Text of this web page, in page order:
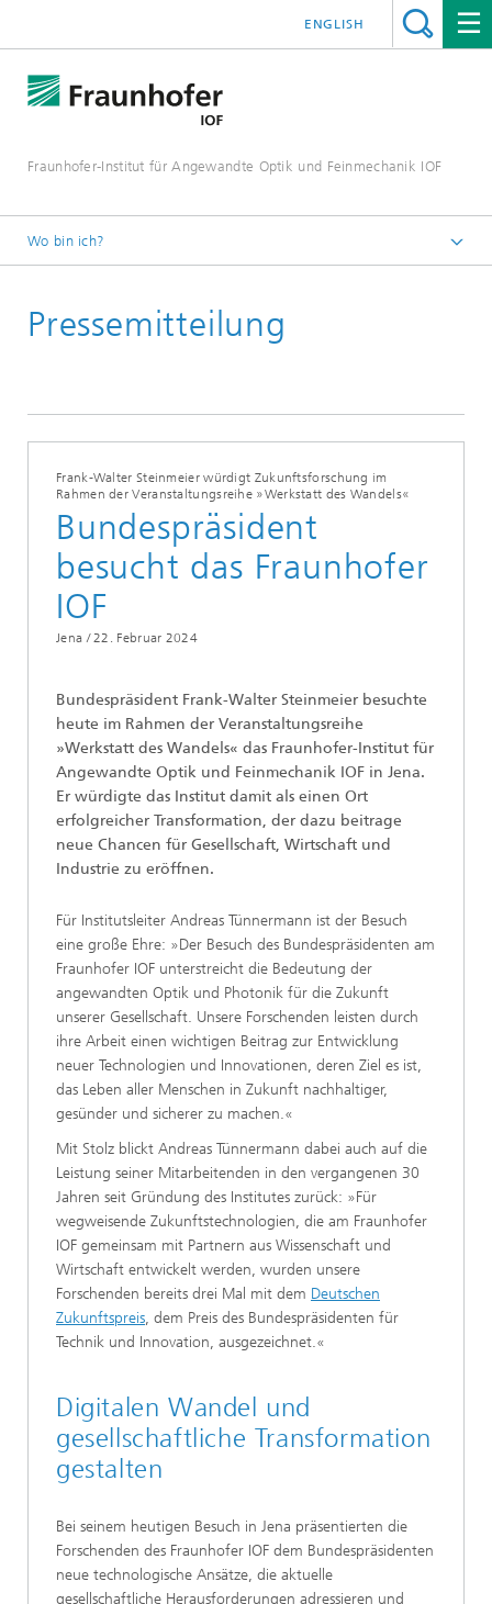
Fraunhofer-Institut für Angewandte Optik und Feinmechanik IOF
ENGLISH
Wo bin ich?
Presse / Medien
Pressemitteilung
Frank-Walter Steinmeier würdigt Zukunftsforschung im
Rahmen der Veranstaltungsreihe »Werkstatt des Wandels«
Bundespräsident
besucht das Fraunhofer
IOF
Jena / 22. Februar 2024
Bundespräsident Frank-Walter Steinmeier besuchte
heute im Rahmen der Veranstaltungsreihe
»Werkstatt des Wandels« das Fraunhofer-Institut für
Angewandte Optik und Feinmechanik IOF in Jena.
Er würdigte das Institut damit als einen Ort
erfolgreicher Transformation, der dazu beitrage
neue Chancen für Gesellschaft, Wirtschaft und
Industrie zu eröffnen.
Für Institutsleiter Andreas Tünnermann ist der Besuch
eine große Ehre: »Der Besuch des Bundespräsidenten am
Fraunhofer IOF unterstreicht die Bedeutung der
angewandten Optik und Photonik für die Zukunft
unserer Gesellschaft. Unsere Forschenden leisten durch
ihre Arbeit einen wichtigen Beitrag zur Entwicklung
neuer Technologien und Innovationen, deren Ziel es ist,
das Leben aller Menschen in Zukunft nachhaltiger,
gesünder und sicherer zu machen.«
Mit Stolz blickt Andreas Tünnermann dabei auch auf die
Leistung seiner Mitarbeitenden in den vergangenen 30
Jahren seit Gründung des Institutes zurück: »Für
wegweisende Zukunftstechnologien, die am Fraunhofer
IOF gemeinsam mit Partnern aus Wissenschaft und
Wirtschaft entwickelt werden, wurden unsere
Forschenden bereits drei Mal mit dem Deutschen
Zukunftspreis, dem Preis des Bundespräsidenten für
Technik und Innovation, ausgezeichnet.«
Digitalen Wandel und
gesellschaftliche Transformation
gestalten
Bei seinem heutigen Besuch in Jena präsentierten die
Forschenden des Fraunhofer IOF dem Bundespräsidenten
neue technologische Ansätze, die aktuelle
gesellschaftliche Herausforderungen adressieren und